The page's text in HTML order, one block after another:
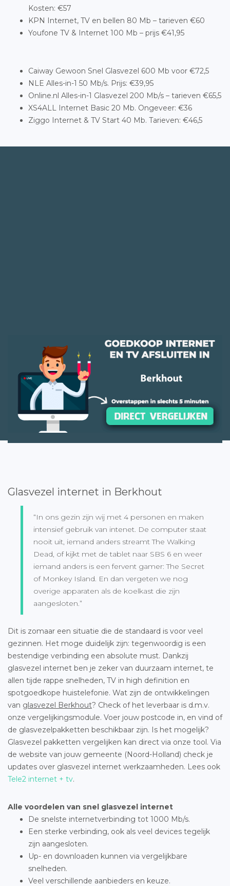
Kosten: €57
KPN Internet, TV en bellen 80 Mb – tarieven €60
Youfone TV & Internet 100 Mb – prijs €41,95
Caiway Gewoon Snel Glasvezel 600 Mb voor €72,5
NLE Alles-in-1 50 Mb/s. Prijs: €39,95
Online.nl Alles-in-1 Glasvezel 200 Mb/s – tarieven €65,5
XS4ALL Internet Basic 20 Mb. Ongeveer: €36
Ziggo Internet & TV Start 40 Mb. Tarieven: €46,5
Glasvezel internet in Berkhout
“In ons gezin zijn wij met 4 personen en maken
intensief gebruik van intenet. De computer staat
nooit uit, iemand anders streamt The Walking
Dead, of kijkt met de tablet naar SBS 6 en weer
iemand anders is een fervent gamer: The Secret
of Monkey Island. En dan vergeten we nog
overige apparaten als de koelkast die zijn
aangesloten.”
Dit is zomaar een situatie die de standaard is voor veel
gezinnen. Het moge duidelijk zijn: tegenwoordig is een
bestendige verbinding een absolute must. Dankzij
glasvezel internet ben je zeker van duurzaam internet, te
allen tijde rappe snelheden, TV in high definition en
spotgoedkope huistelefonie. Wat zijn de ontwikkelingen
van glasvezel Berkhout? Check of het leverbaar is d.m.v.
onze vergelijkingsmodule. Voer jouw postcode in, en vind of
de glasvezelpakketten beschikbaar zijn. Is het mogelijk?
Glasvezel pakketten vergelijken kan direct via onze tool. Via
de website van jouw gemeente (Noord-Holland) check je
updates over glasvezel internet werkzaamheden. Lees ook
Tele2 internet + tv.
Alle voordelen van snel glasvezel internet
De snelste internetverbinding tot 1000 Mb/s.
Een sterke verbinding, ook als veel devices tegelijk
zijn aangesloten.
Up- en downloaden kunnen via vergelijkbare
snelheden.
Veel verschillende aanbieders en keuze.